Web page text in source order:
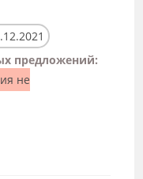
предложений:
не